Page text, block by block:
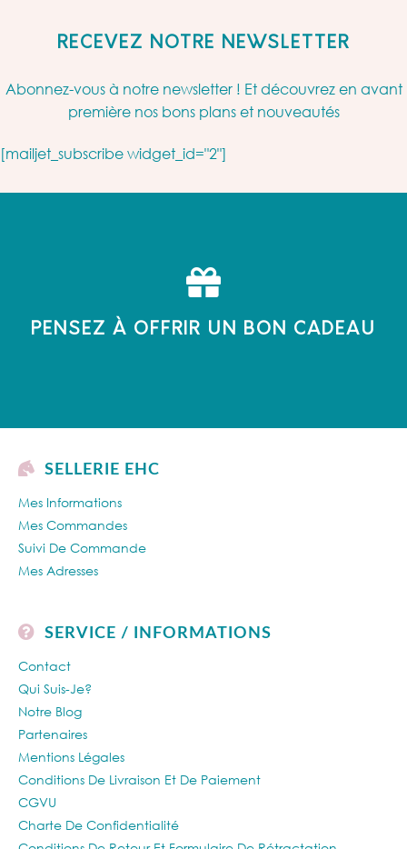
RECEVEZ NOTRE NEWSLETTER
Abonnez-vous à notre newsletter ! Et découvrez en avant
première nos bons plans et nouveautés
[mailjet_subscribe widget_id="2"]
PENSEZ À OFFRIR UN BON CADEAU
SELLERIE EHC
Mes Informations
Mes Commandes
Suivi De Commande
Mes Adresses
SERVICE / INFORMATIONS
Contact
Qui Suis-Je?
Notre Blog
Partenaires
Mentions Légales
Conditions De Livraison Et De Paiement
CGVU
Charte De Confidentialité